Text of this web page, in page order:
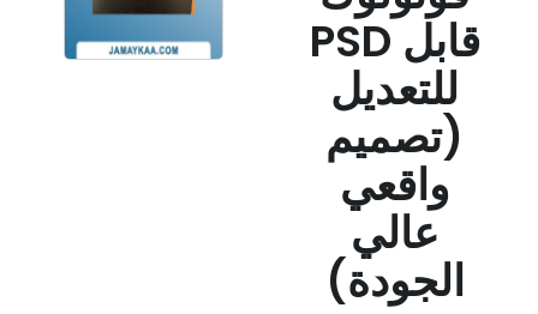
PSD قابل
للتعديل
(تصميم
واقعي
عالي
الجودة)